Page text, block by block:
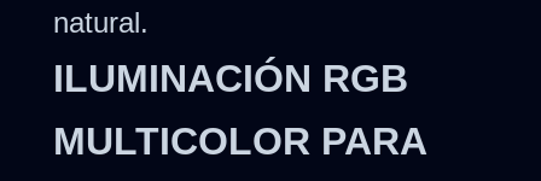
natural.
ILUMINACIÓN RGB
MULTICOLOR PARA